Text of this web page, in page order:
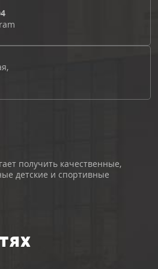
получить качественные,
детские и спортивные